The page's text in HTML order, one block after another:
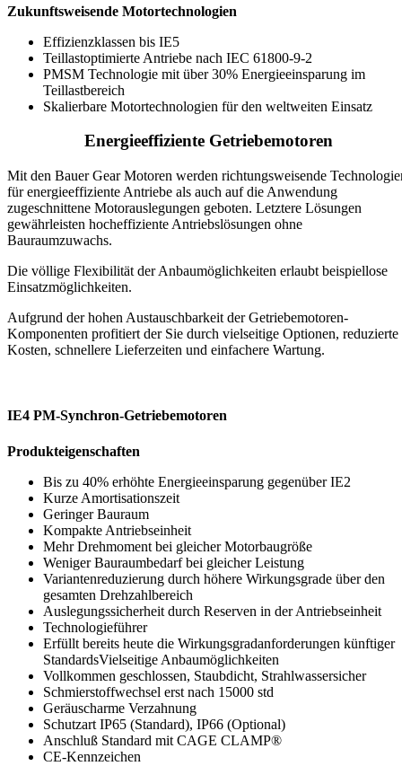
Zukunftsweisende Motortechnologien
Effizienzklassen bis IE5
Teillastoptimierte Antriebe nach IEC 61800-9-2
PMSM Technologie mit über 30% Energieeinsparung im
Teillastbereich
Skalierbare Motortechnologien für den weltweiten Einsatz
Energieeffiziente Getriebemotoren
Mit den Bauer Gear Motoren werden richtungsweisende
für energieeffiziente Antriebe als auch auf die Anwendung
zugeschnittene Motorauslegungen geboten. Letztere Lösungen
gewährleisten hocheffiziente Antriebslösungen ohne
Bauraumzuwachs.
Die völlige Flexibilität der Anbaumöglichkeiten erlaubt beispiellose
Einsatzmöglichkeiten.
Aufgrund der hohen Austauschbarkeit der Getriebemotoren-
Komponenten profitiert der Sie durch vielseitige Optionen, reduzierte
Kosten, schnellere Lieferzeiten und einfachere Wartung.
IE4 PM-Synchron-Getriebemotoren
Produkteigenschaften
Bis zu 40% erhöhte Energieeinsparung gegenüber IE2
Kurze Amortisationszeit
Geringer Bauraum
Kompakte Antriebseinheit
Mehr Drehmoment bei gleicher Motorbaugröße
Weniger Bauraumbedarf bei gleicher Leistung
Variantenreduzierung durch höhere Wirkungsgrade über den
gesamten Drehzahlbereich
Auslegungssicherheit durch Reserven in der Antriebseinheit
Technologieführer
Erfüllt bereits heute die Wirkungsgradanforderungen künftiger
StandardsVielseitige Anbaumöglichkeiten
Vollkommen geschlossen, Staubdicht, Strahlwassersicher
Schmierstoffwechsel erst nach 15000 std
Geräuscharme Verzahnung
Schutzart IP65 (Standard), IP66 (Optional)
Anschluß Standard mit CAGE CLAMP®
CE-Kennzeichen